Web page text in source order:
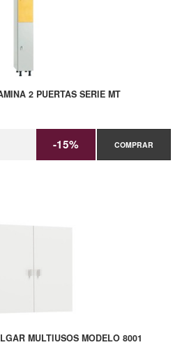
2 PUERTAS SERIE MT
-15% COMPRAR
MULTIUSOS MODELO 8001